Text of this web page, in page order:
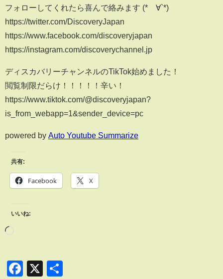
フォローしてくれたら喜んで絡みます (*´∀`*)
https://twitter.com/DiscoveryJapan
https://www.facebook.com/discoveryjapan
https://instagram.com/discoverychannel.jp
ディスカバリーチャンネルのTikTok始めました！
閲覧制限だらけ！！！！！辛い！
https://www.tiktok.com/@discoveryjapan?
is_from_webapp=1&sender_device=pc
powered by Auto Youtube Summarize
共有:
Facebook X
いいね:
Facebook
X